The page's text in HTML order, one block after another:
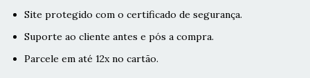
Site protegido com o certificado de segurança.
Suporte ao cliente antes e pós a compra.
Parcele em até 12x no cartão.